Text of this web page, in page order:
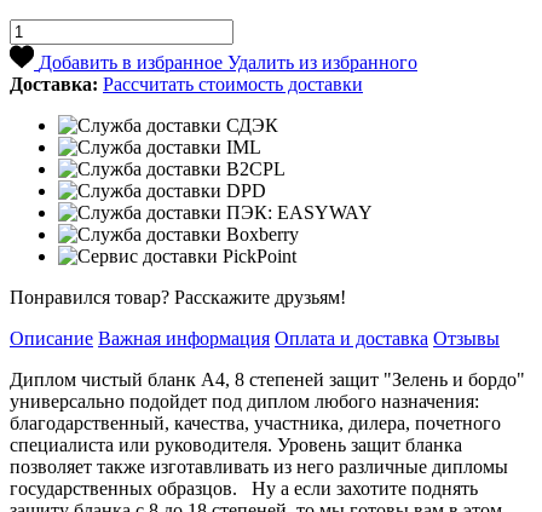
Добавить в избранное Удалить из избранного
Доставка: Рассчитать стоимость доставки
Понравился товар? Расскажите друзьям!
Описание Важная информация Оплата и доставка Отзывы
Диплом чистый бланк А4, 8 степеней защит "Зелень и бордо"
универсально подойдет под диплом любого назначения:
благодарственный, качества, участника, дилера, почетного
специалиста или руководителя. Уровень защит бланка
позволяет также изготавливать из него различные дипломы
государственных образцов. Ну а если захотите поднять